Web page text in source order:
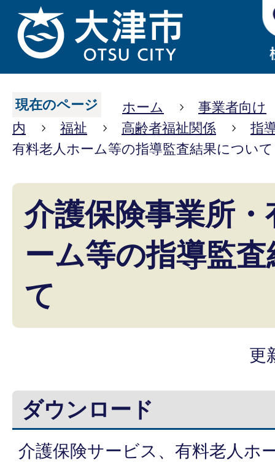
現在のページ ホーム
事業者向け
内
福祉 高齢者福祉関係
指
有料老人ホーム等の指導監査結果について
介護保険事業所
ーム等の指導監
て
更
ダウンロード
介護保険サービス、有料老人ホ